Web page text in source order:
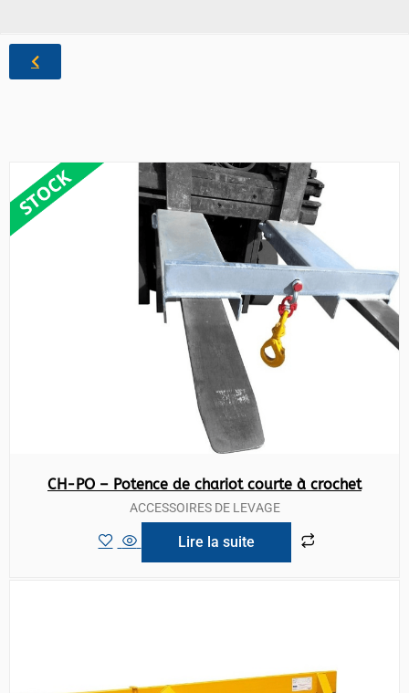
CH-PO – Potence de chariot courte à crochet
ACCESSOIRES DE LEVAGE
Lire la suite